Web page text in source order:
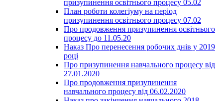
призупинення освітнього процесу 05.02
План роботи колегіуму на період
призупинення освітнього процесу 07.02
Про продовження призупинення освітнього
процесу до 11.05.20
Наказ Про перенесення робочих днів у 2019
році
Про призупинення навчального процесу від
27.01.2020
Про продовження призупинення
навчального процесу від 06.02.2020